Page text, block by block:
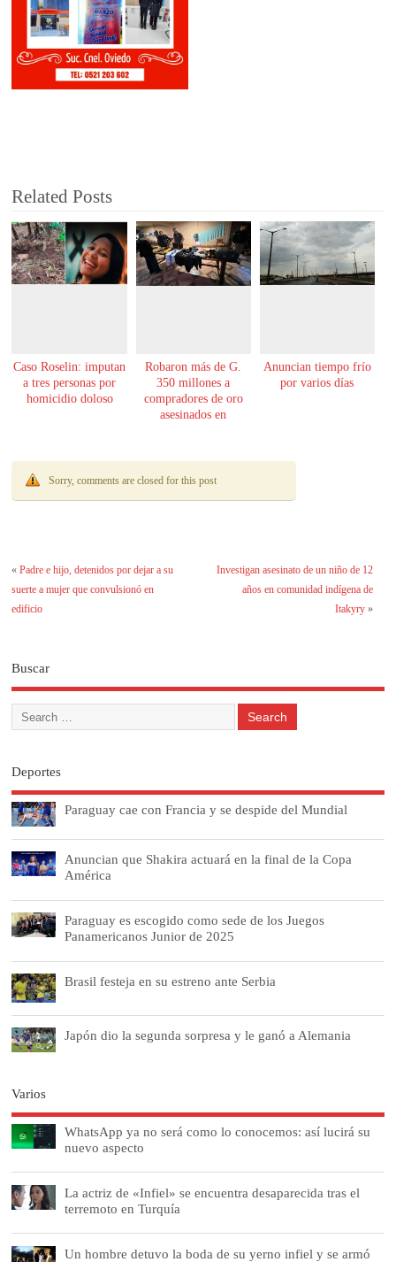
Related Posts
Caso Roselin: imputan
a tres personas por
homicidio doloso
Robaron más de G.
350 millones a
compradores de oro
asesinados en
Anuncian tiempo frío
por varios días
Sorry, comments are closed for this post
«Padre e hijo, detenidos por dejar a su
suerte a mujer que convulsionó en
edificio
Investigan asesinato de un niño de 12
años en comunidad indígena de
Itakyry»
Buscar
Deportes
Paraguay cae con Francia y se despide del Mundial
Anuncian que Shakira actuará en la final de la Copa
América
Paraguay es escogido como sede de los Juegos
Panamericanos Junior de 2025
Brasil festeja en su estreno ante Serbia
Japón dio la segunda sorpresa y le ganó a Alemania
Varios
WhatsApp ya no será como lo conocemos: así lucirá su
nuevo aspecto
La actriz de «Infiel» se encuentra desaparecida tras el
terremoto en Turquía
Un hombre detuvo la boda de su yerno infiel y se armó